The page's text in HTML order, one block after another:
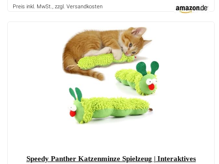
Preis inkl. MwSt., zzgl. Versandkosten
Speedy Panther Katzenminze Spielzeug | Interaktives